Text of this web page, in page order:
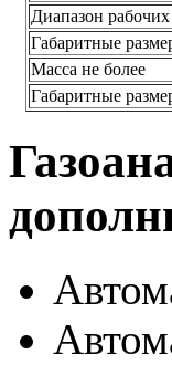
Диапазон
Габаритные
Масса не более
Габаритные